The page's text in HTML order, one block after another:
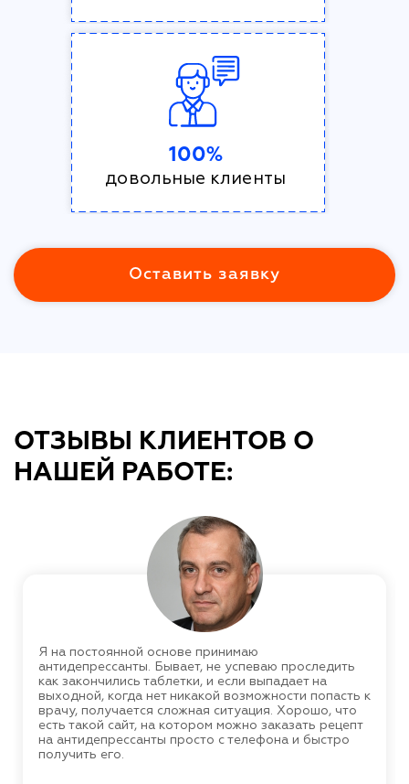
100%
довольные клиенты
Оставить заявку
ОТЗЫВЫ КЛИЕНТОВ О
НАШЕЙ РАБОТЕ:
Я на постоянной основе принимаю
антидепрессанты. Бывает, не успеваю проследить
как закончились таблетки, и если выпадает на
выходной, когда нет никакой возможности попасть к
врачу, получается сложная ситуация. Хорошо, что
есть такой сайт, на котором можно заказать рецепт
на антидепрессанты просто с телефона и быстро
получить его.